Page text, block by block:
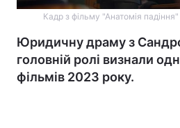
Кадр з фільму "Анатомія
Юридичну драму з
головній ролі визнали
фільмів 2023 року.